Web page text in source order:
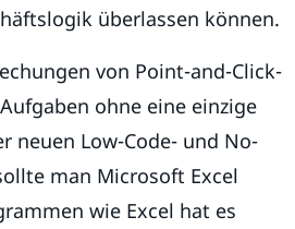
überlassen können.
von Point-and-Click-
ohne eine einzige
neuen Low-Code- und No-
man Microsoft Excel
wie Excel hat es